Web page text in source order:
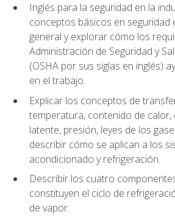
Inglés para la seguridad en la
conceptos básicos en seguridad
general y explorar cómo los
Administración de Seguridad y
(OSHA por sus siglas en inglés)
en el trabajo.
Explicar los conceptos de
temperatura, contenido de calor,
latente, presión, leyes de los
describir cómo se aplican a los
acondicionado y refrigeración.
Describir los cuatro
constituyen el ciclo de
de vapor.